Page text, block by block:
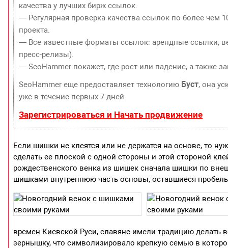
качества у лучших бирж ссылок.
— Регулярная проверка качества ссылок по более чем
проекта.
— Все известные форматы ссылок: арендные ссылки,
пресс-релизы).
— SeoHammer покажет, где рост или падение, а также
SeoHammer еще предоставляет технологию Буст, она
уже в течение первых 7 дней.
Зарегистрироваться и Начать продвижение
Если шишки не клеятся или не держатся на основе, то
сделать ее плоской с одной стороны и этой стороной
рождественского венка из шишек сначала шишки по
шишками внутреннюю часть основы, оставшиеся
времен Киевской Руси, славяне имели традицию делать
зернышку, что символизировало крепкую семью в